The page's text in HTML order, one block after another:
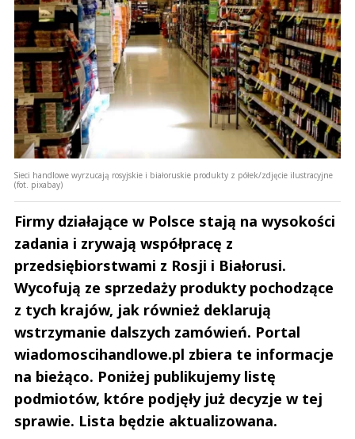
Sieci handlowe wyrzucają rosyjskie i białoruskie produkty z półek/zdjęcie ilustracyjne
(fot. pixabay)
Firmy działające w Polsce stają na wysokości
zadania i zrywają współpracę z
przedsiębiorstwami z Rosji i Białorusi.
Wycofują ze sprzedaży produkty pochodzące
z tych krajów, jak również deklarują
wstrzymanie dalszych zamówień. Portal
wiadomoscihandlowe.pl zbiera te informacje
na bieżąco. Poniżej publikujemy listę
podmiotów, które podjęły już decyzje w tej
sprawie. Lista będzie aktualizowana.